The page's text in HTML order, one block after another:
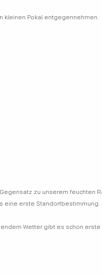
kleinen Pokal entgegennehmen.
zu unserem feuchten
eine erste Standortbestimmung.
Wetter gibt es schon erste